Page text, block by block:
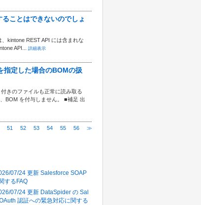
ことはできないのでしょ
kintone REST API には含まれな
API...
詳細表示
指定した場合のBOMの扱
きのファイルも正常に読み取る
BOM を付与しません。 ■補足 出
51 52 53 54 55 56 ≫
07/24 更新 Salesforce SOAP
するFAQ
07/24 更新 DataSpider の Sal
認証への緊急対応に関する